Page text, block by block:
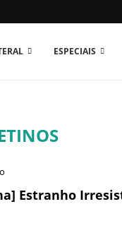
ESPECIAIS
Estranho